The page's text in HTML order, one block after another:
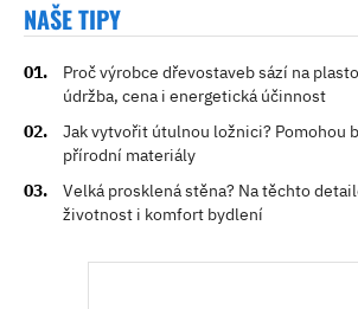
NAŠE TIPY
Proč výrobce dřevostaveb sází na
údržba, cena i energetická účinnost
Jak vytvořit útulnou ložnici? Pomohou
přírodní materiály
Velká prosklená stěna? Na těchto
životnost i komfort bydlení